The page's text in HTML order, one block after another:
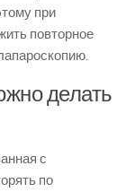
при
повторное
делать
с
по